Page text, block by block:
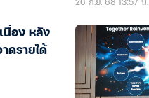
นื่อง หลัง
ดรายได้